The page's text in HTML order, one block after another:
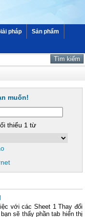
pháp Sản phẩm
muốn!
thiểu 1 từ
với các Sheet 1 Thay đổi
sẽ thấy phần tab hiển thị